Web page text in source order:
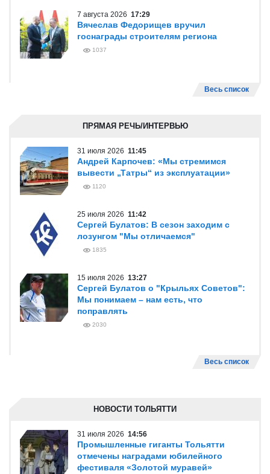
7 августа 2026 17:29
Вячеслав Федорищев вручил
госнаграды строителям региона
1037
Весь список
ПРЯМАЯ РЕЧЬ/ИНТЕРВЬЮ
31 июля 2026 11:45
Андрей Карпочев: «Мы стремимся
вывести „Татры“ из эксплуатации»
1120
25 июля 2026 11:42
Сергей Булатов: В сезон заходим с
лозунгом "Мы отличаемся"
1835
15 июля 2026 13:27
Сергей Булатов о "Крыльях Советов":
Мы понимаем – нам есть, что
поправлять
2030
Весь список
НОВОСТИ ТОЛЬЯТТИ
31 июля 2026 14:56
Промышленные гиганты Тольятти
отмечены наградами юбилейного
фестиваля «Золотой муравей»